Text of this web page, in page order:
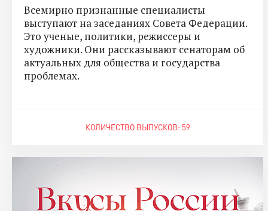
Всемирно признанные специалисты
выступают на заседаниях Совета Федерации.
Это ученые, политики, режиссеры и
художники. Они рассказывают сенаторам об
актуальных для общества и государства
проблемах.
КОЛИЧЕСТВО ВЫПУСКОВ: 59